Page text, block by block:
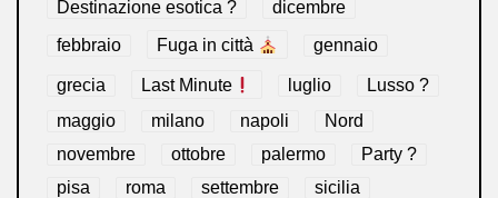
Destinazione esotica ?
dicembre
febbraio Fuga in città gennaio
grecia Last Minute luglio
Lusso ?
maggio
milano napoli
Nord
novembre
ottobre palermo
Party ?
pisa
roma settembre
sicilia